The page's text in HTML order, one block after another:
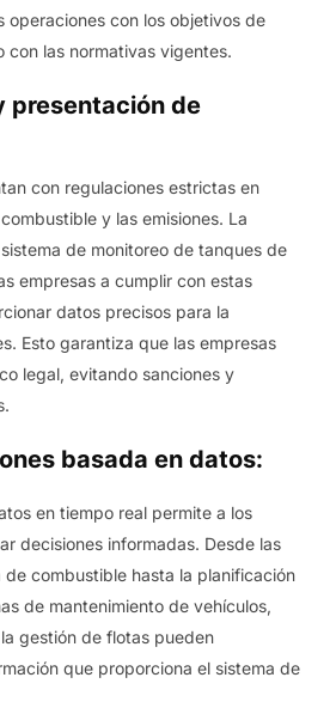
operaciones con los objetivos de
con las normativas vigentes.
presentación de
con regulaciones estrictas en
y las emisiones. La
de monitoreo de tanques de
empresas a cumplir con estas
datos precisos para la
Esto garantiza que las empresas
legal, evitando sanciones y
basada en datos:
en tiempo real permite a los
decisiones informadas. Desde las
combustible hasta la planificación
de mantenimiento de vehículos,
gestión de flotas pueden
que proporciona el sistema de